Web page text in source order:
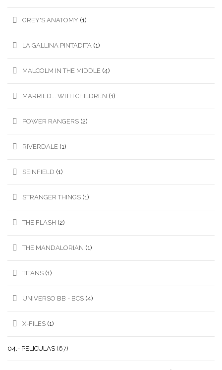
GREY'S ANATOMY (1)
LA GALLINA PINTADITA (1)
MALCOLM IN THE MIDDLE (4)
MARRIED... WITH CHILDREN (1)
POWER RANGERS (2)
RIVERDALE (1)
SEINFIELD (1)
STRANGER THINGS (1)
THE FLASH (2)
THE MANDALORIAN (1)
TITANS (1)
UNIVERSO BB - BCS (4)
X-FILES (1)
04.- PELICULAS (67)